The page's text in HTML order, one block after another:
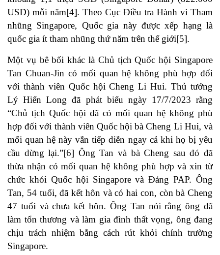
USD) mỗi năm[4]. Theo Cục Điều tra Hành vi Tham
nhũng Singapore, Quốc gia này được xếp hạng là
quốc gia ít tham nhũng thứ năm trên thế giới[5].
Một vụ bê bối khác là Chủ tịch Quốc hội Singapore
Tan Chuan-Jin có mối quan hệ không phù hợp đối
với thành viên Quốc hội Cheng Li Hui. Thủ tướng
Lý Hiển Long đã phát biểu ngày 17/7/2023 rằng
“Chủ tịch Quốc hội đã có mối quan hệ không phù
hợp đối với thành viên Quốc hội bà Cheng Li Hui, và
mối quan hệ này vẫn tiếp diễn ngay cả khi họ bị yêu
cầu dừng lại.”[6] Ông Tan và bà Cheng sau đó đã
thừa nhận có mối quan hệ không phù hợp và xin từ
chức khỏi Quốc hội Singapore và Đảng PAP. Ông
Tan, 54 tuổi, đã kết hôn và có hai con, còn bà Cheng
47 tuổi và chưa kết hôn. Ông Tan nói rằng ông đã
làm tổn thương và làm gia đình thất vọng, ông đang
chịu trách nhiệm bằng cách rút khỏi chính trường
Singapore.